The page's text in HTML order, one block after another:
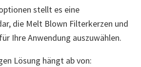
stellt es eine
die Melt Blown Filterkerzen und
Ihre Anwendung auszuwählen.
Lösung hängt ab von: